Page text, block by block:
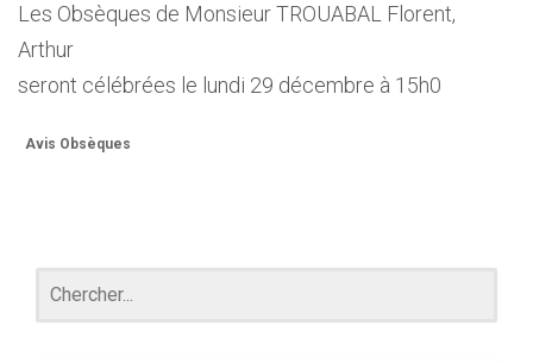
Les Obsèques de Monsieur TROUABAL Florent,
Arthur
seront célébrées le lundi 29 décembre à 15h0
Avis Obsèques